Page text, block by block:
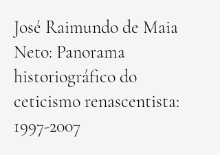
José Raimundo de Maia
Neto: Panorama
historiográfico do
ceticismo renascentista:
1997-2007